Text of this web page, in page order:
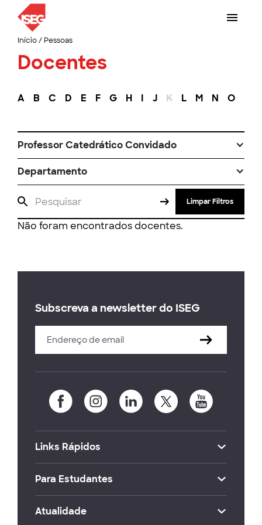
Início/ Pessoas
Docentes
A B C D E F G H I J K L M N O
Professor Catedrático Convidado
Departamento
Limpar Filtros
Não foram encontrados docentes.
Subscreva a newsletter do ISEG
Links Rápidos
Para Estudantes
Atualidade